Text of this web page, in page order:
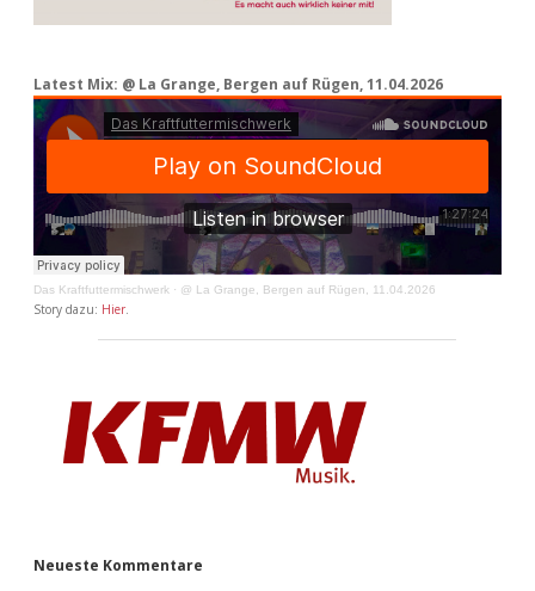
Latest Mix: @ La Grange, Bergen auf Rügen, 11.04.2026
Das Kraftfuttermischwerk · @ La Grange, Bergen auf Rügen, 11.04.2026
Story dazu: Hier
Neueste Kommentare